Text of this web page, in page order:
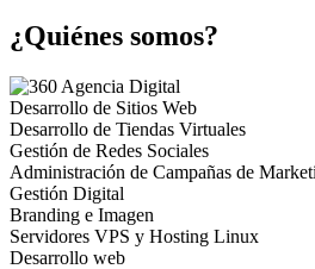
¿Quiénes somos?
Desarrollo de Sitios Web
Desarrollo de Tiendas Virtuales
Gestión de Redes Sociales
Administración de Campañas de Marketi
Gestión Digital
Branding e Imagen
Servidores VPS y Hosting Linux
Desarrollo web